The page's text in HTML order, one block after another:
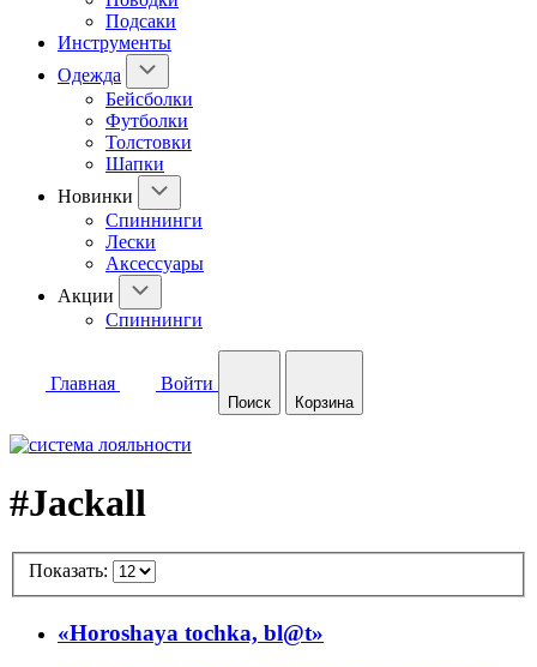
Подсаки
Инструменты
Одежда
Бейсболки
Футболки
Толстовки
Шапки
Новинки
Спиннинги
Лески
Аксессуары
Акции
Спиннинги
Главная Войти
Поиск Корзина
#Jackall
Показать:
«Horoshaya tochka, bl@t»